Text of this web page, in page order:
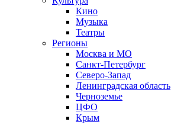
Кино
Музыка
Театры
Регионы
Москва и МО
Санкт-Петербург
Северо-Запад
Ленинградская область
Черноземье
ЦФО
Крым